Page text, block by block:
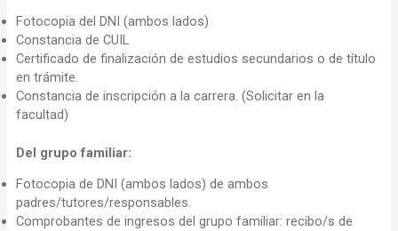
Fotocopia del DNI (ambos lados)
Constancia de CUIL
Certificado de finalización de estudios secundarios o de título
en trámite.
Constancia de inscripción a la carrera. (Solicitar en la
facultad)
Del grupo familiar:
Fotocopia de DNI (ambos lados) de ambos
padres/tutores/responsables.
Comprobantes de ingresos del grupo familiar: recibo/s de